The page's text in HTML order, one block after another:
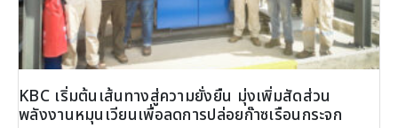
KBC เริ่มต้นเส้นทางสู่ความยั่งยืน มุ่งเพิ่มสัดส่วน
พลังงานหมุนเวียนเพื่อลดการปล่อยก๊าซเรือนกระจก